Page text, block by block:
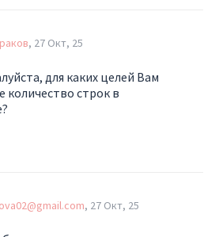
27 Окт, 25
для каких целей Вам
количество строк в
27 Окт, 25